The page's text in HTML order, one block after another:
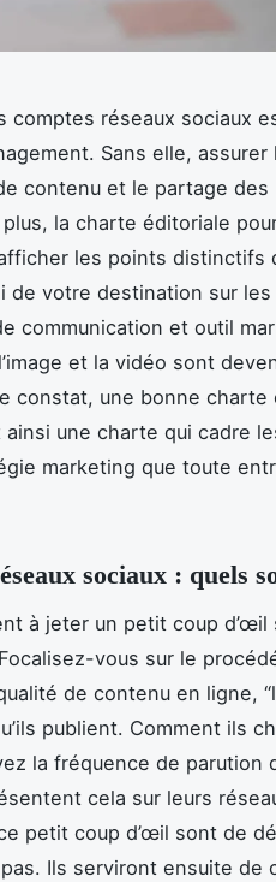
comptes réseaux sociaux
Sans elle,
contenu et le partage des
la charte éditoriale
les points distinctifs
votre destination sur les
communication et outil
et la vidéo sont
constat, une bonne charte
une charte qui cadre
marketing que toute
sociaux : quels
à jeter un petit coup d’œil
vous sur le
de contenu en ligne,
publient. Comment ils
la fréquence de parution
cela sur leurs
petit coup d’œil sont de
pas. Ils serviront ensuite de